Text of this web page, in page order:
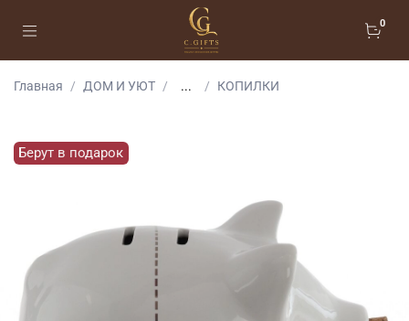
0
Главная ДОМ И УЮТ ... КОПИЛКИ
Берут в подарок